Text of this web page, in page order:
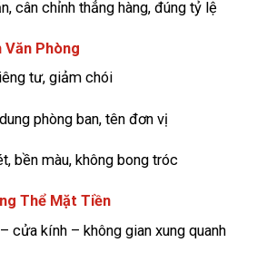
cân chỉnh thẳng hàng, đúng tỷ lệ
Văn Phòng
tư, giảm chói
phòng ban, tên đơn vị
bền màu, không bong tróc
Thể Mặt Tiền
cửa kính – không gian xung quanh